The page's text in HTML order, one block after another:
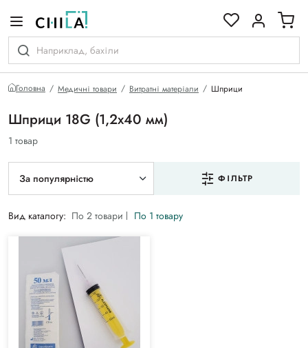
Головна Медичні товари Витратні матеріали Шприци
Шприци 18G (1,2х40 мм)
1 товар
За популярністю ФІЛЬТР
Вид каталогу: По 2 товари По 1 товару
гамі